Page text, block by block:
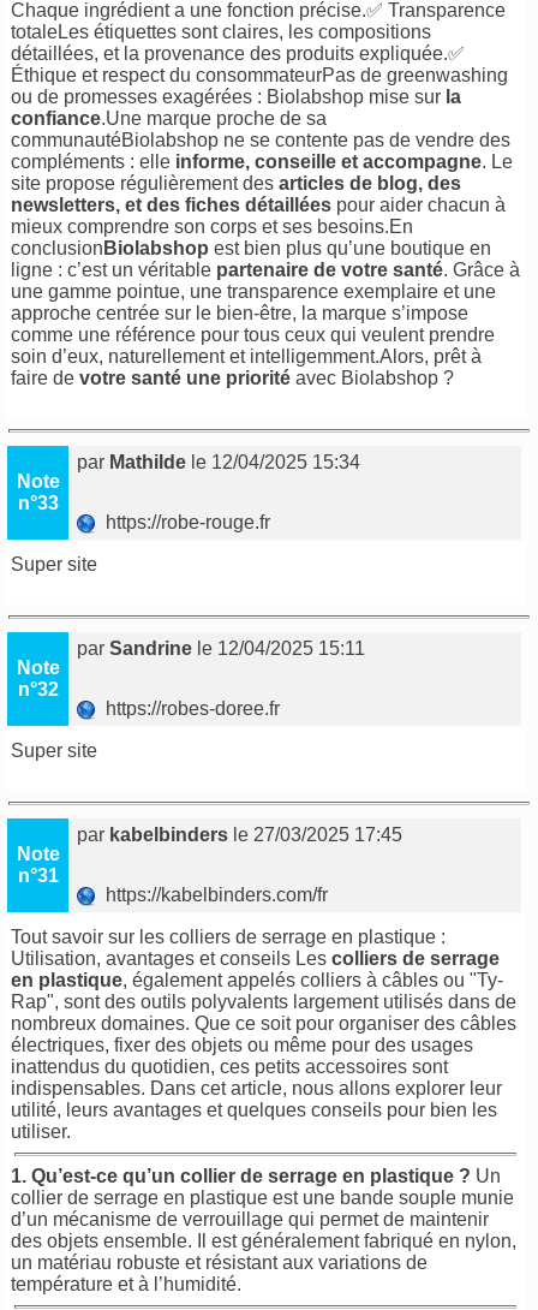
Chaque ingrédient a une fonction précise.✅ Transparence
totaleLes étiquettes sont claires, les compositions
détaillées, et la provenance des produits expliquée.✅
Éthique et respect du consommateurPas de greenwashing
ou de promesses exagérées : Biolabshop mise sur la
confiance.Une marque proche de sa
communautéBiolabshop ne se contente pas de vendre des
compléments : elle informe, conseille et accompagne. Le
site propose régulièrement desarticles de blog, des
newsletters, et des fiches détaillées pour aider chacun à
mieux comprendre son corps et ses besoins.En
conclusion Biolabshop est bien plus qu’une boutique en
ligne : c’est un véritable partenaire de votre santé. Grâce à
une gamme pointue, une transparence exemplaire et une
approche centrée sur le bien-être, la marque s’impose
comme une référence pour tous ceux qui veulent prendre
soin d’eux, naturellement et intelligemment.Alors, prêt à
faire devotre santé une priorité avec Biolabshop ?
Note
n°33
par Mathilde le 12/04/2025 15:34
https://robe-rouge.fr
Super site
Note
n°32
parSandrine le 12/04/2025 15:11
https://robes-doree.fr
Super site
Note
n°31
par kabelbinders le 27/03/2025 17:45
https://kabelbinders.com/fr
Tout savoir sur les colliers de serrage en plastique :
Utilisation, avantages et conseils Lescolliers de serrage
en plastique, également appelés colliers à câbles ou "Ty-
Rap", sont des outils polyvalents largement utilisés dans de
nombreux domaines. Que ce soit pour organiser des câbles
électriques, fixer des objets ou même pour des usages
inattendus du quotidien, ces petits accessoires sont
indispensables. Dans cet article, nous allons explorer leur
utilité, leurs avantages et quelques conseils pour bien les
utiliser.
1. Qu’est-ce qu’un collier de serrage en plastique ? Un
collier de serrage en plastique est une bande souple munie
d’un mécanisme de verrouillage qui permet de maintenir
des objets ensemble. Il est généralement fabriqué en nylon,
un matériau robuste et résistant aux variations de
température et à l’humidité.